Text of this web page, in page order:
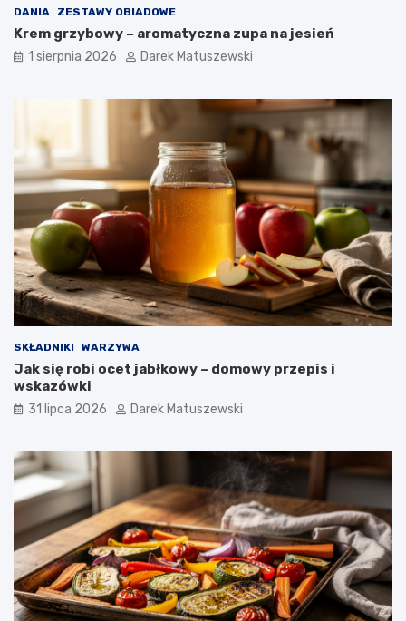
DANIA ZESTAWY OBIADOWE
Krem grzybowy – aromatyczna zupa na jesień
1 sierpnia 2026 Darek Matuszewski
SKŁADNIKI WARZYWA
Jak się robi ocet jabłkowy – domowy przepis i
wskazówki
31 lipca 2026 Darek Matuszewski